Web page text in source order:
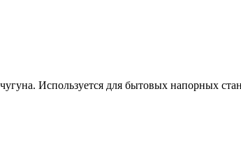
Используется для бытовых напорных